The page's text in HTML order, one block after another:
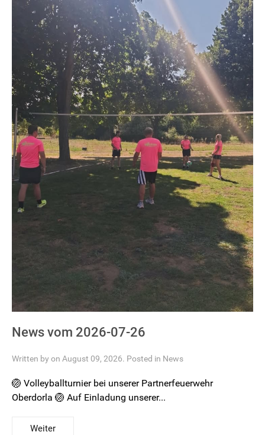
News vom 2026-07-26
Written by on August 09, 2026. Posted in News
🏐 Volleyballturnier bei unserer Partnerfeuerwehr
Oberdorla 🏐 Auf Einladung unserer...
Weiter